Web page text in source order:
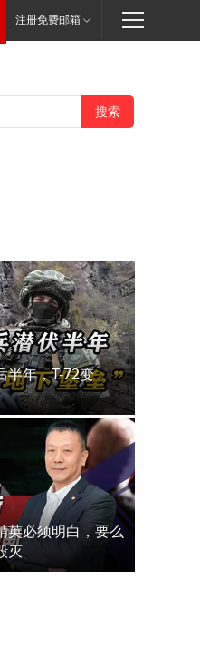
注册免费邮箱
半年，T-72变
英必须明白，要么
灭